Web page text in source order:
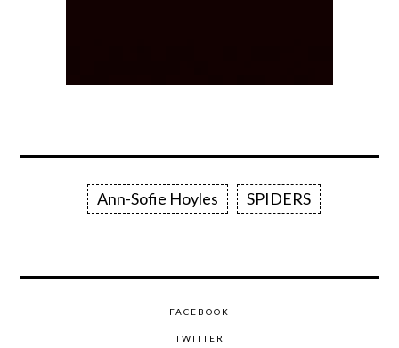
Ann-Sofie Hoyles SPIDERS
FACEBOOK
TWITTER